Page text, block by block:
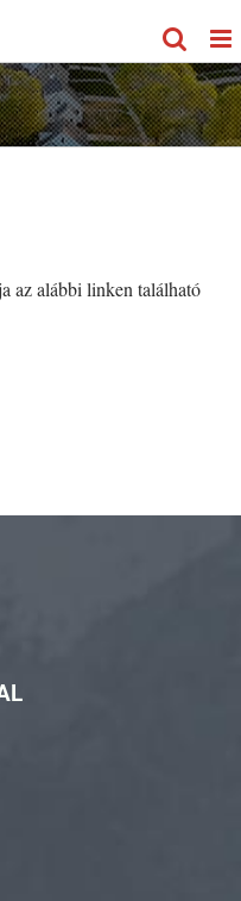
az alábbi linken található